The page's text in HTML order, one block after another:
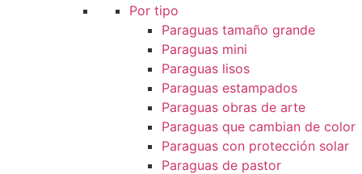
Por tipo
Paraguas tamaño grande
Paraguas mini
Paraguas lisos
Paraguas estampados
Paraguas obras de arte
Paraguas que cambian de color
Paraguas con protección solar
Paraguas de pastor